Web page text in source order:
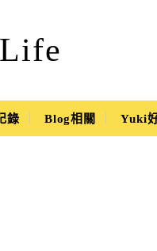
錄 Blog相關 Yuki